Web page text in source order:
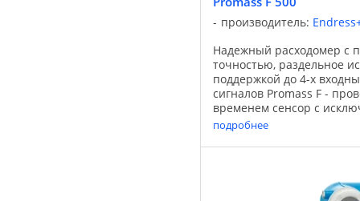
производитель:
Надежный расходомер с
точностью, раздельное
поддержкой до 4-х
сигналов Promass F -
временем сенсор с
точностью измерений.
устойчивости к
...
подробнее